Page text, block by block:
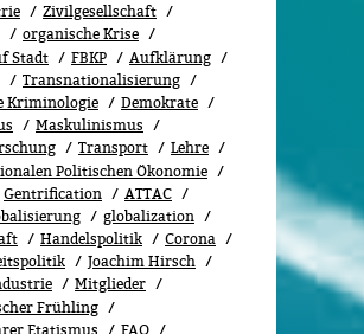
Zivilgesellschaft
organische Krise
Stadt
FBKP
Aufklärung
Transnationalisierung
Kriminologie
Demokrate
Maskulinismus
Transport
Lehre
Politischen Ökonomie
Gentrification
ATTAC
globalization
Handelspolitik
Corona
Joachim Hirsch
Mitglieder
Frühling
Etatismus
FAQ